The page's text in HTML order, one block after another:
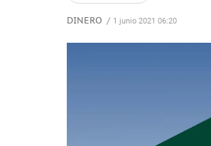
DINERO / 1 junio 2021 06:20